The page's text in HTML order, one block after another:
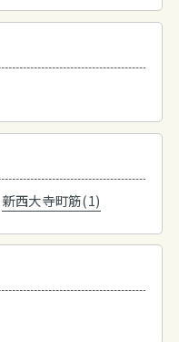
新西大寺町筋(1)